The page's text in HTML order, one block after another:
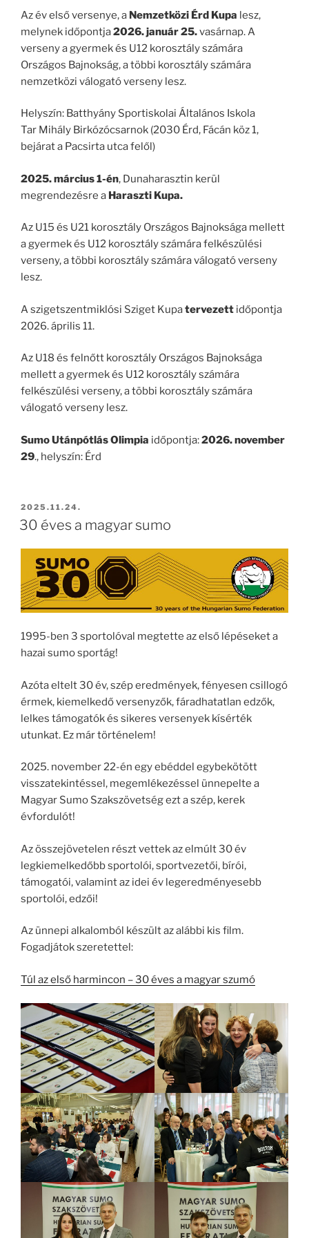
Az év első versenye, a Nemzetközi Érd Kupa lesz,
melynek időpontja2026. január 25.vasárnap. A
verseny a gyermek és U12 korosztály számára
Országos Bajnokság, a többi korosztály számára
nemzetközi válogató verseny lesz.
Helyszín: Batthyány Sportiskolai Általános Iskola
Tar Mihály Birkózócsarnok (2030 Érd, Fácán köz 1,
bejárat a Pacsirta utca felől)
2025. március 1-én, Dunaharasztin kerül
megrendezésre a Haraszti Kupa.
Az U15 és U21 korosztály Országos Bajnoksága mellett
a gyermek és U12 korosztály számára felkészülési
verseny, a többi korosztály számára válogató verseny
lesz.
A szigetszentmiklósi Sziget Kupatervezett időpontja
2026. április 11.
Az U18 és felnőtt korosztály Országos Bajnoksága
mellett a gyermek és U12 korosztály számára
felkészülési verseny, a többi korosztály számára
válogató verseny lesz.
Sumo Utánpótlás Olimpia időpontja:2026. november
29., helyszín: Érd
BEKÜLDVE:
2025.11.24.
30 éves a magyar sumo
1995-ben 3 sportolóval megtette az első lépéseket a
hazai sumo sportág!
Azóta eltelt 30 év, szép eredmények, fényesen csillogó
érmek, kiemelkedő versenyzők, fáradhatatlan edzők,
lelkes támogatók és sikeres versenyek kísérték
utunkat. Ez már történelem!
2025. november 22-én egy ebéddel egybekötött
visszatekintéssel, megemlékezéssel ünnepelte a
Magyar Sumo Szakszövetség ezt a szép, kerek
évfordulót!
Az összejövetelen részt vettek az elmúlt 30 év
legkiemelkedőbb sportolói, sportvezetői, bírói,
támogatói, valamint az idei év legeredményesebb
sportolói, edzői!
Az ünnepi alkalomból készült az alábbi kis film.
Fogadjátok szeretettel:
Túl az első harmincon – 30 éves a magyar szumó